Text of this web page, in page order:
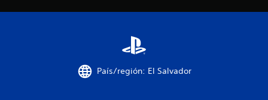
País/región: El Salvador